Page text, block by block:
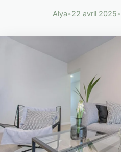
Alya•22 avril 2025•